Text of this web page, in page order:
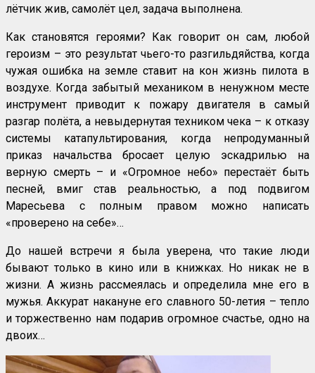
лётчик жив, самолёт цел, задача выполнена.
Как становятся героями? Как говорит он сам, любой
героизм – это результат чьего-то разгильдяйства, когда
чужая ошибка на земле ставит на кон жизнь пилота в
воздухе. Когда забытый механиком в ненужном месте
инструмент приводит к пожару двигателя в самый
разгар полёта, а невыдернутая техником чека – к отказу
системы катапультирования, когда непродуманный
приказ начальства бросает целую эскадрилью на
верную смерть – и «Огромное небо» перестаёт быть
песней, вмиг став реальностью, а под подвигом
Маресьева с полным правом можно написать
«проверено на себе»…
До нашей встречи я была уверена, что такие люди
бывают только в кино или в книжках. Но никак не в
жизни. А жизнь рассмеялась и определила мне его в
мужья. Аккурат накануне его славного 50-летия – тепло
и торжественно нам подарив огромное счастье, одно на
двоих…